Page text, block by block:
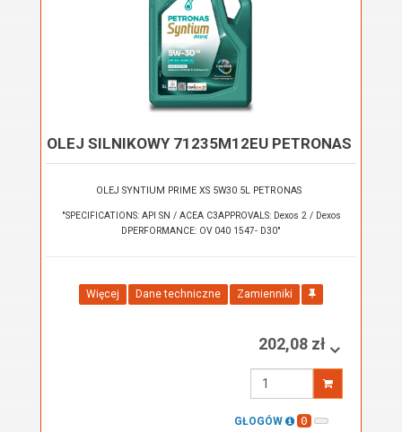
OLEJ SILNIKOWY 71235M12EU PETRONAS
OLEJ SYNTIUM PRIME XS 5W30 5L PETRONAS
"SPECIFICATIONS: API SN / ACEA C3APPROVALS: Dexos 2 / Dexos
DPERFORMANCE: OV 040 1547- D30"
Więcej Dane techniczne Zamienniki
202,08 zł
GŁOGÓW 0